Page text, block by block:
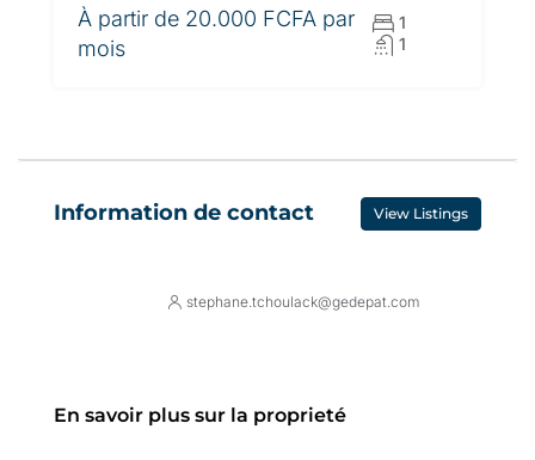
À partir de 20.000 FCFA par
mois
1
1
Information de contact View Listings
stephane.tchoulack@gedepat.com
En savoir plus sur la proprieté